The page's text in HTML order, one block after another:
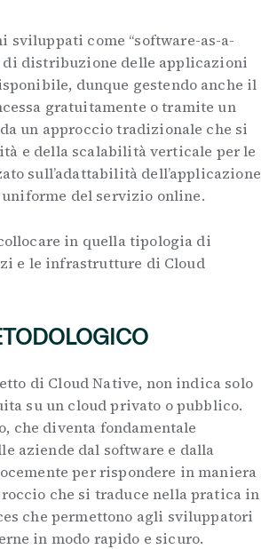
sviluppati come “software-as-a-
di distribuzione delle applicazioni
dunque gestendo anche il
gratuitamente o tramite un
un approccio tradizionale che si
e della scalabilità verticale per le
sull’adattabilità dell’applicazione
del servizio online.
in quella tipologia di
e le infrastrutture di Cloud
di Cloud Native, non indica solo
su un cloud privato o pubblico.
che diventa fondamentale
aziende dal software e dalla
per rispondere in maniera
che si traduce nella pratica in
che permettono agli sviluppatori
in modo rapido e sicuro.